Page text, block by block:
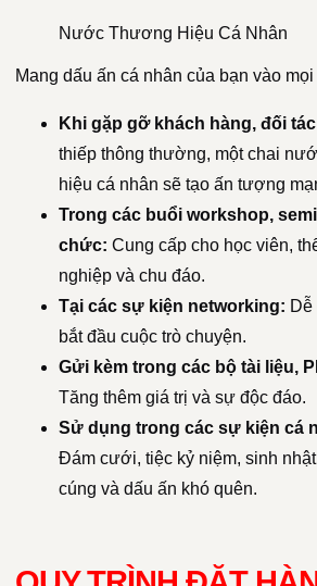
Nước Thương Hiệu Cá Nhân
Mang dấu ấn cá nhân của bạn vào
Khi gặp gỡ khách hàng, đối tác
thiếp thông thường, một chai
hiệu cá nhân sẽ tạo ấn tượng
Trong các buổi workshop,
chức: Cung cấp cho học viên,
nghiệp và chu đáo.
Tại các sự kiện networking: Dễ
bắt đầu cuộc trò chuyện.
Gửi kèm trong các bộ tài liệu,
Tăng thêm giá trị và sự độc đáo.
Sử dụng trong các sự kiện cá
Đám cưới, tiệc kỷ niệm, sinh
cúng và dấu ấn khó quên.